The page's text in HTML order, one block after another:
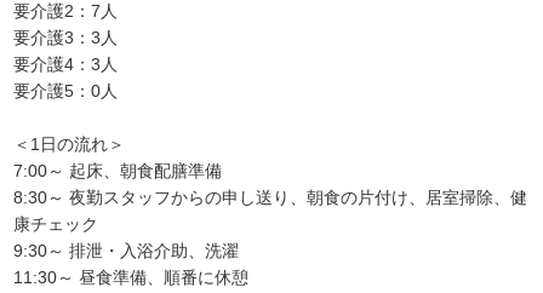
要介護2：7人
要介護3：3人
要介護4：3人
要介護5：0人
＜1日の流れ＞
7:00～ 起床、朝食配膳準備
8:30～ 夜勤スタッフからの申し送り、朝食の片付け、居室掃除、健
康チェック
9:30～ 排泄・入浴介助、洗濯
11:30～ 昼食準備、順番に休憩